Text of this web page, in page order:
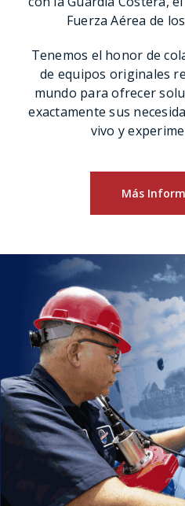
Stewart & Stevenson
herrería y taller de
hemos demostrado
adaptarnos a las
mercados a los que
nacionales e
con la Guardia Costera,
Fuerza Aérea de
Tenemos el honor de
de equipos originales
mundo para ofrecer
vivo y
Más